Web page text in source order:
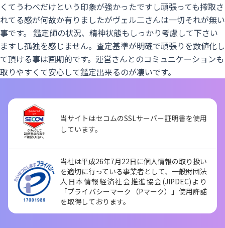
くてうわべだけという印象が強かったですし頑張っても搾取さ
れてる感が何故か有りましたがヴェル二さんは一切それが無い
事です。 鑑定師の状況、精神状態もしっかり考慮して下さい
ますし孤独を感じません。査定基準が明確で頑張りを数値化し
て頂ける事は画期的です。運営さんとのコミュニケーションも
取りやすくて安心して鑑定出来るのが凄いです。
当サイトはセコムのSSLサーバー証明書を使用
しています。
当社は平成26年7月22日に個人情報の取り扱い
を適切に行っている事業者として、一般財団法
人日本情報経済社会推進協会(JIPDEC)より
「プライバシーマーク（Pマーク）」使用許諾
を取得しております。